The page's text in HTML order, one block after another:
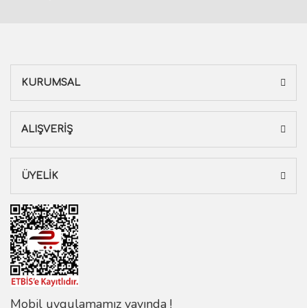
KURUMSAL
ALIŞVERİŞ
ÜYELİK
Mobil uygulamamız yayında !